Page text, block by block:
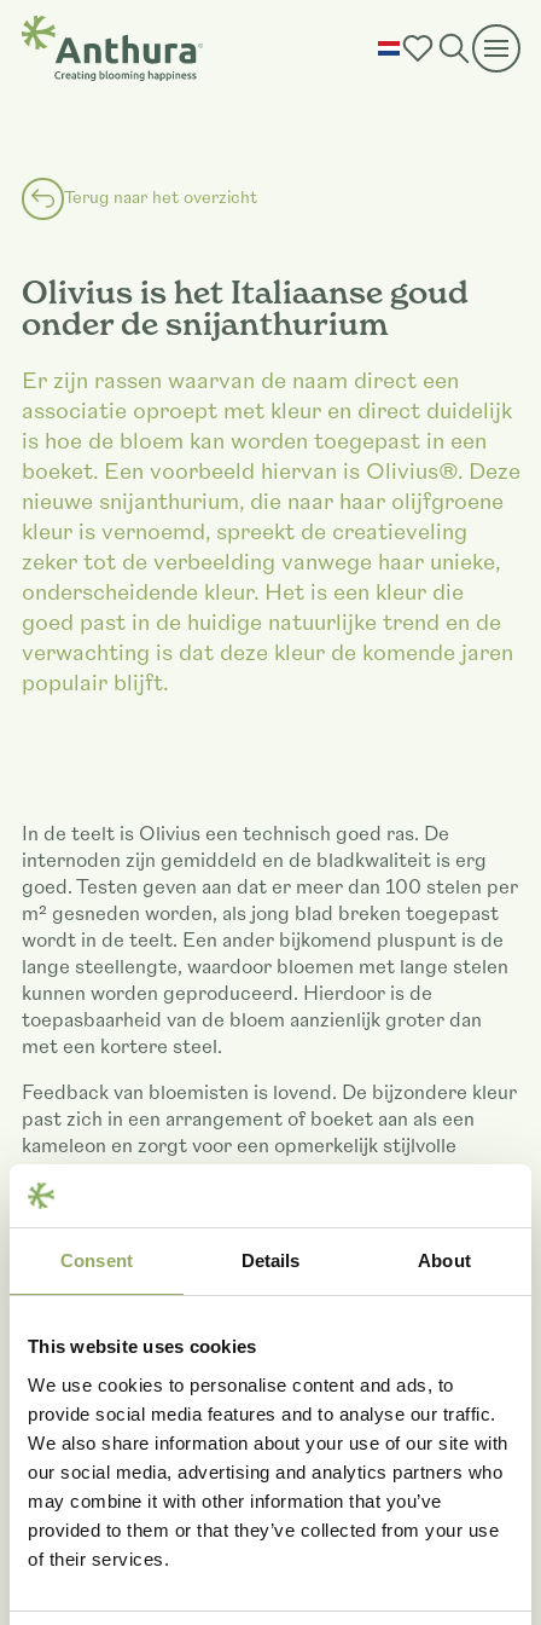
Consent Details About
This website uses cookies
We use cookies to personalise content and ads, to
provide social media features and to analyse our traffic.
We also share information about your use of our site with
our social media, advertising and analytics partners who
may combine it with other information that you’ve
provided to them or that they’ve collected from your use
of their services.
Terug naar het overzicht
Olivius is het Italiaanse goud
onder de snijanthurium
Er zijn rassen waarvan de naam direct een
associatie oproept met kleur en direct duidelijk
is hoe de bloem kan worden toegepast in een
boeket. Een voorbeeld hiervan is Olivius®. Deze
nieuwe snijanthurium, die naar haar olijfgroene
kleur is vernoemd, spreekt de creatieveling
zeker tot de verbeelding vanwege haar unieke,
onderscheidende kleur. Het is een kleur die
goed past in de huidige natuurlijke trend en de
verwachting is dat deze kleur de komende jaren
populair blijft.
In de teelt is Olivius een technisch goed ras. De
internoden zijn gemiddeld en de bladkwaliteit is erg
goed. Testen geven aan dat er meer dan 100 stelen per
m² gesneden worden, als jong blad breken toegepast
wordt in de teelt. Een ander bijkomend pluspunt is de
lange steellengte, waardoor bloemen met lange stelen
kunnen worden geproduceerd. Hierdoor is de
toepasbaarheid van de bloem aanzienlijk groter dan
met een kortere steel.
Feedback van bloemisten is lovend. De bijzondere kleur
past zich in een arrangement of boeket aan als een
kameleon en zorgt voor een opmerkelijk stijlvolle
presentatie.
Delen